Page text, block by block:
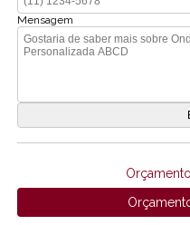
Mensagem